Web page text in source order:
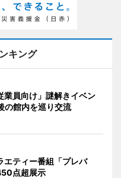
キング
業員向け」謎解きイベン
館内を巡り交流
エティー番組「プレバ
点超展示